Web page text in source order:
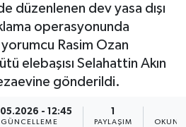
düzenlenen dev yasa dışı
operasyonunda
yorumcu Rasim Ozan
elebaşısı Selahattin Akın
gönderildi.
- 12:45
GÜNCELLEME PAYLAŞIM